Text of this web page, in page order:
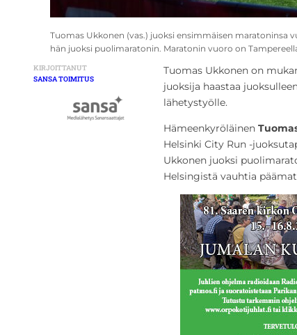
Tuomas Ukkonen (vas.) juoksi ensimmäisen maratoninsa
hän juoksi puolimaratonin. Maratonin vuoro on
KIRJOITTANUT
SANSA TOIMITUS
Tuomas Ukkonen on
juoksija haastaa
lähetystyölle.
Hämeenkyröläinen
Helsinki City Run -
Ukkonen juoksi
Helsingistä vauhtia